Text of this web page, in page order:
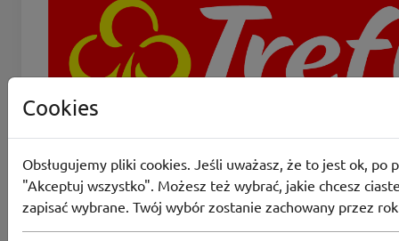
Trefl
Cookies
Obsługujemy pliki cookies. Jeśli uważasz, że to jest ok, po
"Akceptuj wszystko". Możesz też wybrać, jakie chcesz
zapisać wybrane. Twój wybór zostanie zachowany przez